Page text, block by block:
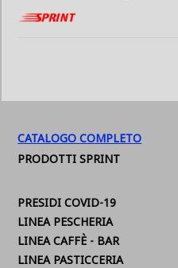
CATALOGO COMPLETO
PRODOTTI SPRINT
PRESIDI COVID-19
LINEA PESCHERIA
LINEA CAFFÈ - BAR
LINEA PASTICCERIA